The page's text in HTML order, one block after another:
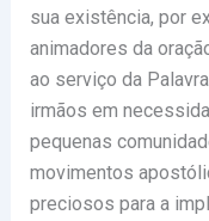
sua existência, por
animadores da
ao serviço da
irmãos em
pequenas
movimentos
preciosos para a